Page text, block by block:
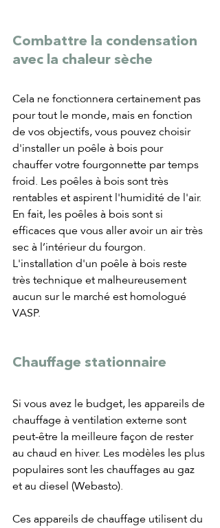
Combattre la condensation
avec la chaleur sèche
Cela ne fonctionnera certainement pas
pour tout le monde, mais en fonction
de vos objectifs, vous pouvez choisir
d'installer un poêle à bois pour
chauffer votre fourgonnette par temps
froid. Les poêles à bois sont très
rentables et aspirent l'humidité de l'air.
En fait, les poêles à bois sont si
efficaces que vous aller avoir un air très
sec à l’intérieur du fourgon.
L'installation d'un poêle à bois reste
très technique et malheureusement
aucun sur le marché est homologué
VASP.
Chauffage stationnaire
Si vous avez le budget, les appareils de
chauffage à ventilation externe sont
peut-être la meilleure façon de rester
au chaud en hiver. Les modèles les plus
populaires sont les chauffages au gaz
et au diesel (Webasto).
Ces appareils de chauffage utilisent du